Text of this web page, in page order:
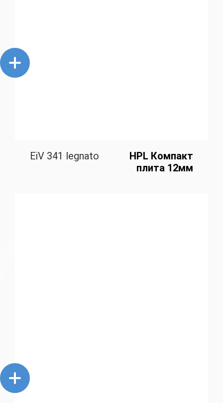
EiV 341 legnato
HPL Компакт
плита 12мм